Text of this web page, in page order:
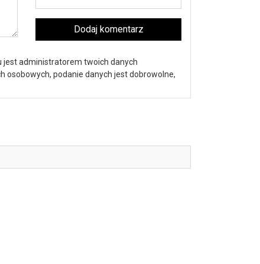
Dodaj komentarz
jest administratorem twoich danych
osobowych, podanie danych jest dobrowolne,